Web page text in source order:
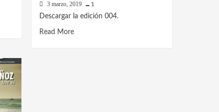
3 marzo, 2019 1
Descargar la edición 004.
Read MoreRead